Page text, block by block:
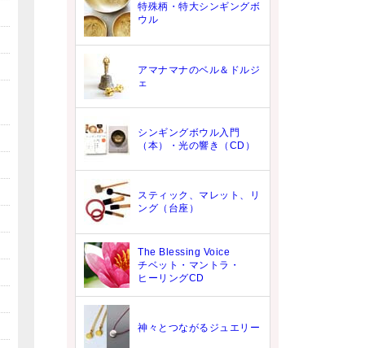
特殊柄・特大シンギングボ
ウル
アマナマナのベル＆ドルジ
ェ
シンギングボウル入門
（本）・光の響き（CD）
スティック、マレット、リ
ング（台座）
The Blessing Voice
チベット・マントラ・
ヒーリングCD
神々とつながるジュエリー